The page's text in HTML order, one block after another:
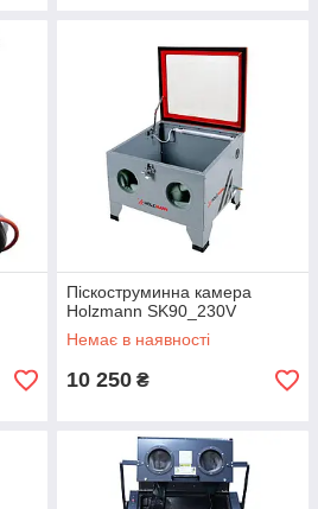
Піскоструминна камера
Holzmann SK90_230V
Немає в наявності
10 250 ₴